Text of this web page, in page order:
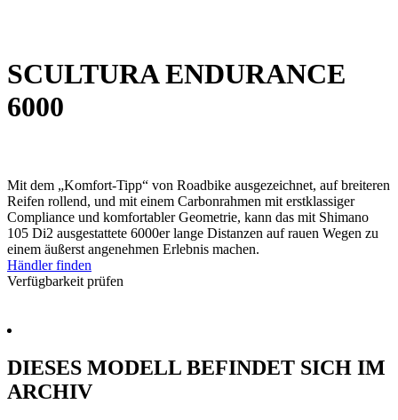
SCULTURA ENDURANCE
6000
Mit dem „Komfort-Tipp“ von Roadbike ausgezeichnet, auf breiteren
Reifen rollend, und mit einem Carbonrahmen mit erstklassiger
Compliance und komfortabler Geometrie, kann das mit Shimano
105 Di2 ausgestattete 6000er lange Distanzen auf rauen Wegen zu
einem äußerst angenehmen Erlebnis machen.
Händler finden
Verfügbarkeit prüfen
DIESES MODELL BEFINDET SICH IM
ARCHIV